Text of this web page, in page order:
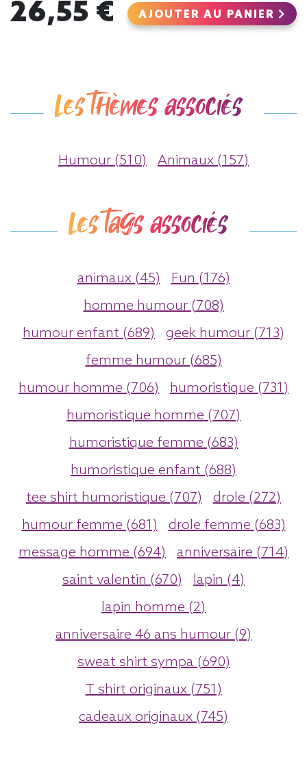
26,55 € AJOUTER AU PANIER
Les thèmes associés
Humour (510) Animaux (157)
Les tags associés
animaux (45)
Fun (176)
homme humour (708)
humour enfant (689)
geek humour (713)
femme humour (685)
humour homme (706)
humoristique (731)
humoristique homme (707)
humoristique femme (683)
humoristique enfant (688)
tee shirt humoristique (707)
drole (272)
humour femme (681)
drole femme (683)
message homme (694)
anniversaire (714)
saint valentin (670)
lapin (4)
lapin homme (2)
anniversaire 46 ans humour (9)
sweat shirt sympa (690)
T shirt originaux (751)
cadeaux originaux (745)